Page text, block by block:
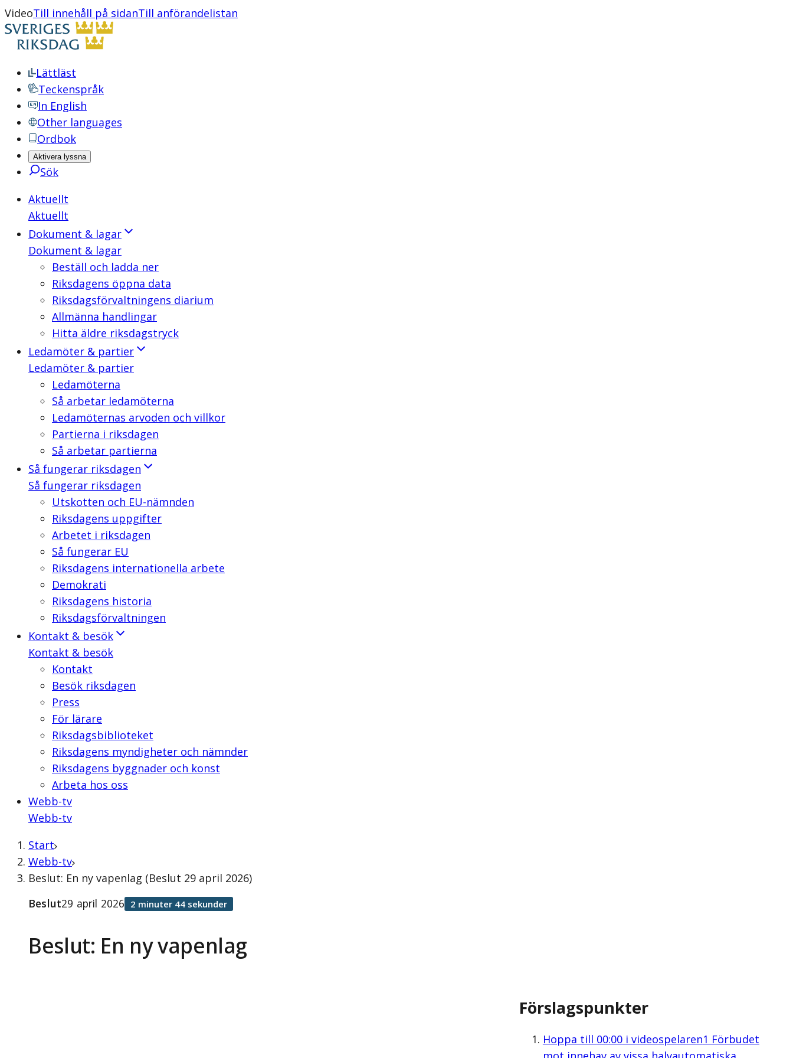
VideoTill innehåll på sidanTill anförandelistan
Lättläst
Teckenspråk
In English
Other languages
Ordbok
Aktivera lyssna
Sök
Aktuellt
Aktuellt
Dokument & lagar
Dokument & lagar
Beställ och ladda ner
Riksdagens öppna data
Riksdagsförvaltningens diarium
Allmänna handlingar
Hitta äldre riksdagstryck
Ledamöter & partier
Ledamöter & partier
Ledamöterna
Så arbetar ledamöterna
Ledamöternas arvoden och villkor
Partierna i riksdagen
Så arbetar partierna
Så fungerar riksdagen
Så fungerar riksdagen
Utskotten och EU-nämnden
Riksdagens uppgifter
Arbetet i riksdagen
Så fungerar EU
Riksdagens internationella arbete
Demokrati
Riksdagens historia
Riksdagsförvaltningen
Kontakt & besök
Kontakt & besök
Kontakt
Besök riksdagen
Press
För lärare
Riksdagsbiblioteket
Riksdagens myndigheter och nämnder
Riksdagens byggnader och konst
Arbeta hos oss
Webb-tv
Webb-tv
Start
Webb-tv
Beslut: En ny vapenlag (Beslut 29 april 2026)
Beslut: En ny vapenlag
Beslut29 april 2026 2 minuter 44 sekunder
Förslagspunkter
Hoppa till 00:00i videospelaren1 Förbudet